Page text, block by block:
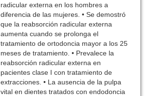
radicular externa en los hombres a
diferencia de las mujeres. • Se demostró
que la reabsorción radicular externa
aumenta cuando se prolonga el
tratamiento de ortodoncia mayor a los 25
meses de tratamiento. • Prevalece la
reabsorción radicular externa en
pacientes clase I con tratamiento de
extracciones. • La ausencia de la pulpa
vital en dientes tratados con endodoncia